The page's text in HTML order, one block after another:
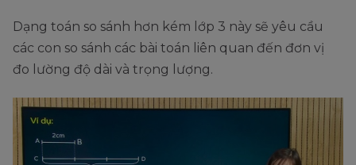
Dạng toán so sánh hơn kém lớp 3 này sẽ yêu cầu
các con so sánh các bài toán liên quan đến đơn vị
đo lường độ dài và trọng lượng.